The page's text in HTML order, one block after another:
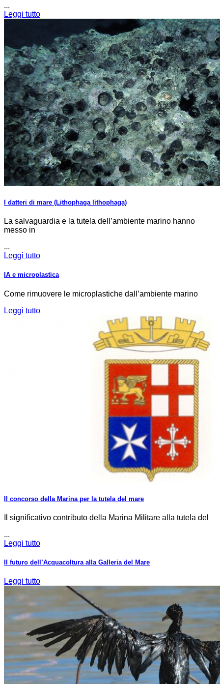
...
Leggi tutto
I datteri di mare (Lithophaga lithophaga)
La salvaguardia e la tutela dell’ambiente marino hanno
messo in
...
Leggi tutto
IA e microplastica
Come rimuovere le microplastiche dall’ambiente marino
Leggi tutto
Il concorso della Marina per la tutela del mare
Il significativo contributo della Marina Militare alla tutela del
...
Leggi tutto
Il futuro dell’Acquacoltura alla Galleria del Mare
Leggi tutto